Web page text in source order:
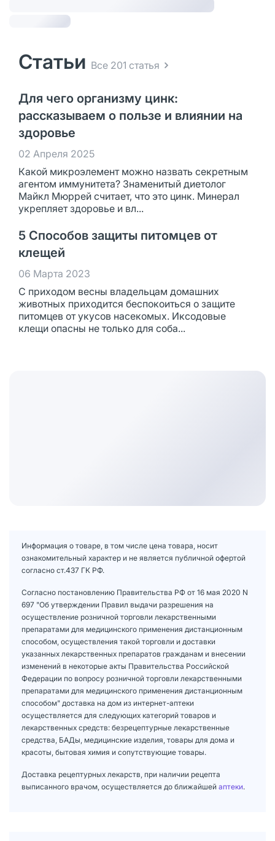
Статьи Все 201 статья
Для чего организму цинк:
рассказываем о пользе и влиянии на
здоровье
02 Апреля 2025
Какой микроэлемент можно назвать секретным
агентом иммунитета? Знаменитый диетолог
Майкл Мюррей считает, что это цинк. Минерал
укрепляет здоровье и вл...
5 Способов защиты питомцев от
клещей
06 Марта 2023
С приходом весны владельцам домашних
животных приходится беспокоиться о защите
питомцев от укусов насекомых. Иксодовые
клещи опасны не только для соба...
Информация о товаре, в том числе цена товара, носит
ознакомительный характер и не является публичной офертой
согласно ст.437 ГК РФ.
Согласно постановлению Правительства РФ от 16 мая 2020 N
697 "Об утверждении Правил выдачи разрешения на
осуществление розничной торговли лекарственными
препаратами для медицинского применения дистанционным
способом, осуществления такой торговли и доставки
указанных лекарственных препаратов гражданам и внесении
изменений в некоторые акты Правительства Российской
Федерации по вопросу розничной торговли лекарственными
препаратами для медицинского применения дистанционным
способом" доставка на дом из интернет-аптеки
осуществляется для следующих категорий товаров и
лекарственных средств: безрецептурные лекарственные
средства, БАДы, медицинские изделия, товары для дома и
красоты, бытовая химия и сопутствующие товары.
Доставка рецептурных лекарств, при наличии рецепта
выписанного врачом, осуществляется до ближайшей аптеки.